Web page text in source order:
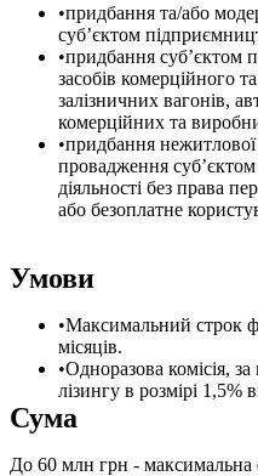
придбання та/або
суб’єктом
придбання суб’єктом
засобів комерційного
залізничних вагонів,
комерційних та
придбання
провадження
діяльності без права
або безоплатне
Умови
Максимальний строк
місяців.
Одноразова комісія,
лізингу в розмірі 1,5%
Сума
До 60 млн грн - максимальна